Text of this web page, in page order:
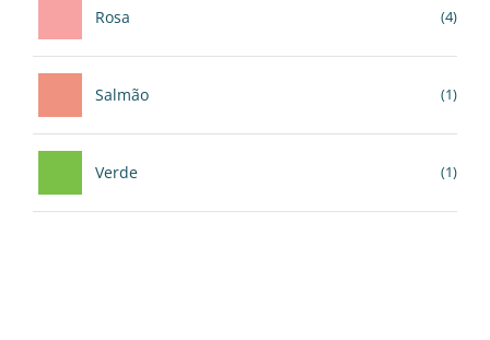
Rosa (4)
Salmão (1)
Verde (1)